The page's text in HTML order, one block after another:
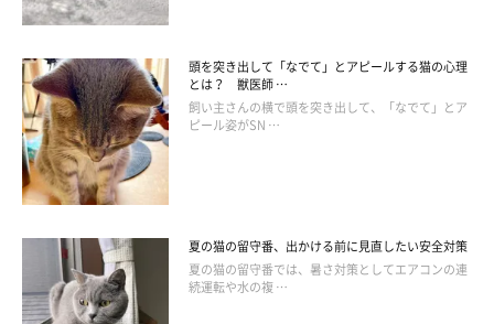
＠i_usa.i_usa
＠i_usa.i_usaさんの投稿には、マフくんのごはんタイムの一枚が
ありました。使用しているのは猫壱の花柄のフードボウル。もし
かして、隣の大盛りのごはんが気になるのかな……？
頭を突き出して「なでて」とアピールする猫の心理
とは？ 獣医師 …
飼い主さんの横で頭を突き出して、「なでて」とア
ピール姿がSN …
夏の猫の留守番、出かける前に見直したい安全対策
夏の猫の留守番では、暑さ対策としてエアコンの連
続運転や水の複 …